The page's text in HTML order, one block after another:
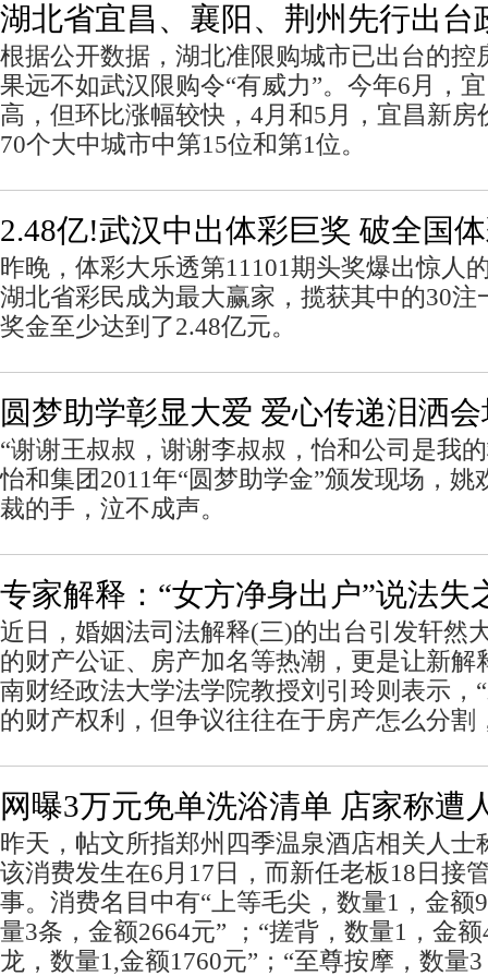
湖北省宜昌、襄阳、荆州先行出台
根据公开数据，湖北准限购城市已出台的控
果远不如武汉限购令“有威力”。今年6月，
高，但环比涨幅较快，4月和5月，宜昌新房
70个大中城市中第15位和第1位。
2.48亿!武汉中出体彩巨奖 破全国
昨晚，体彩大乐透第11101期头奖爆出惊人
湖北省彩民成为最大赢家，揽获其中的30注
奖金至少达到了2.48亿元。
圆梦助学彰显大爱 爱心传递泪洒
“谢谢王叔叔，谢谢李叔叔，怡和公司是我
怡和集团2011年“圆梦助学金”颁发现场，姚
裁的手，泣不成声。
专家解释：“女方净身出户”说法失
近日，婚姻法司法解释(三)的出台引发轩然
的财产公证、房产加名等热潮，更是让新解
南财经政法大学法学院教授刘引玲则表示，
的财产权利，但争议往往在于房产怎么分割
网曝3万元免单洗浴清单 店家称遭
昨天，帖文所指郑州四季温泉酒店相关人士
该消费发生在6月17日，而新任老板18日接
事。消费名目中有“上等毛尖，数量1，金额
量3条，金额2664元” ；“搓背，数量1，金
龙，数量1,金额1760元”；“至尊按摩，数量